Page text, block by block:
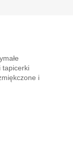
tapicerki
i